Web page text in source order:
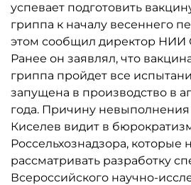
успевает подготовить
гриппа к началу весеннего
этом сообщил директор НИИ
Ранее он заявлял, что
гриппа пройдет все
запущена в производство в
года. Причину
Киселев видит в
Россельхознадзора, которые
рассматривать разработку
Всероссийского научно-